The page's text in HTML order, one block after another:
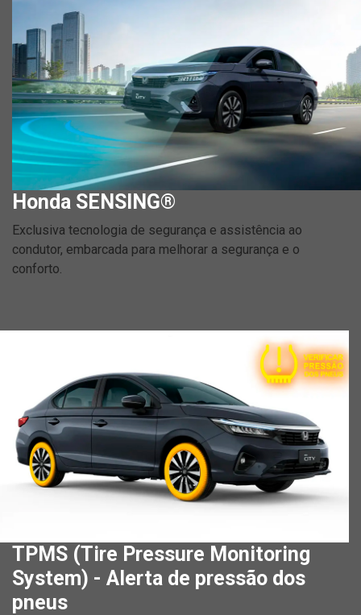
Honda SENSING®
Exclusiva tecnologia de segurança e assistência ao
condutor, embarcada para melhorar a segurança e o
conforto.
TPMS (Tire Pressure Monitoring
System) - Alerta de pressão dos
pneus